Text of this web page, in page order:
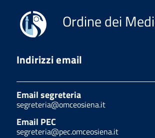
Ordine dei
Indirizzi email
Email segreteria
segreteria@omceosiena.it
Email PEC
segreteria@pec.omceosiena.it